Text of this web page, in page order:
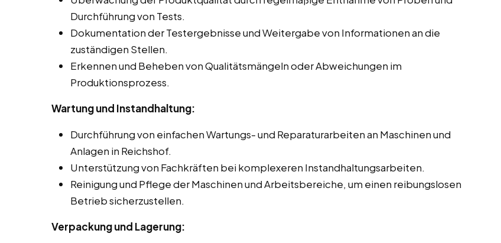
Durchführung von Tests.
Dokumentation der Testergebnisse und Weitergabe von Informationen an die
zuständigen Stellen.
Erkennen und Beheben von Qualitätsmängeln oder Abweichungen im
Produktionsprozess.
Wartung und Instandhaltung:
Durchführung von einfachen Wartungs- und Reparaturarbeiten an Maschinen und
Anlagen in Reichshof.
Unterstützung von Fachkräften bei komplexeren Instandhaltungsarbeiten.
Reinigung und Pflege der Maschinen und Arbeitsbereiche, um einen reibungslosen
Betrieb sicherzustellen.
Verpackung und Lagerung: